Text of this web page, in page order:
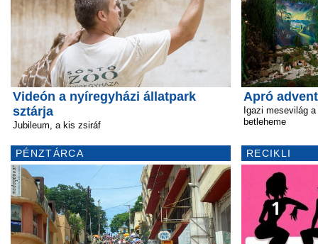
Videón a nyíregyházi állatpark
sztárja
Jubileum, a kis zsiráf
PÉNZTÁRCA
Apró
Igazi mesevilág
betleheme
RECIKLI